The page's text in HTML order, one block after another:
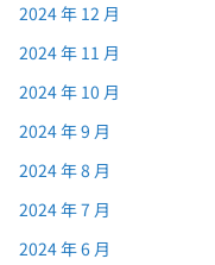
2024 年 12 月
2024 年 11 月
2024 年 10 月
2024 年 9 月
2024 年 8 月
2024 年 7 月
2024 年 6 月